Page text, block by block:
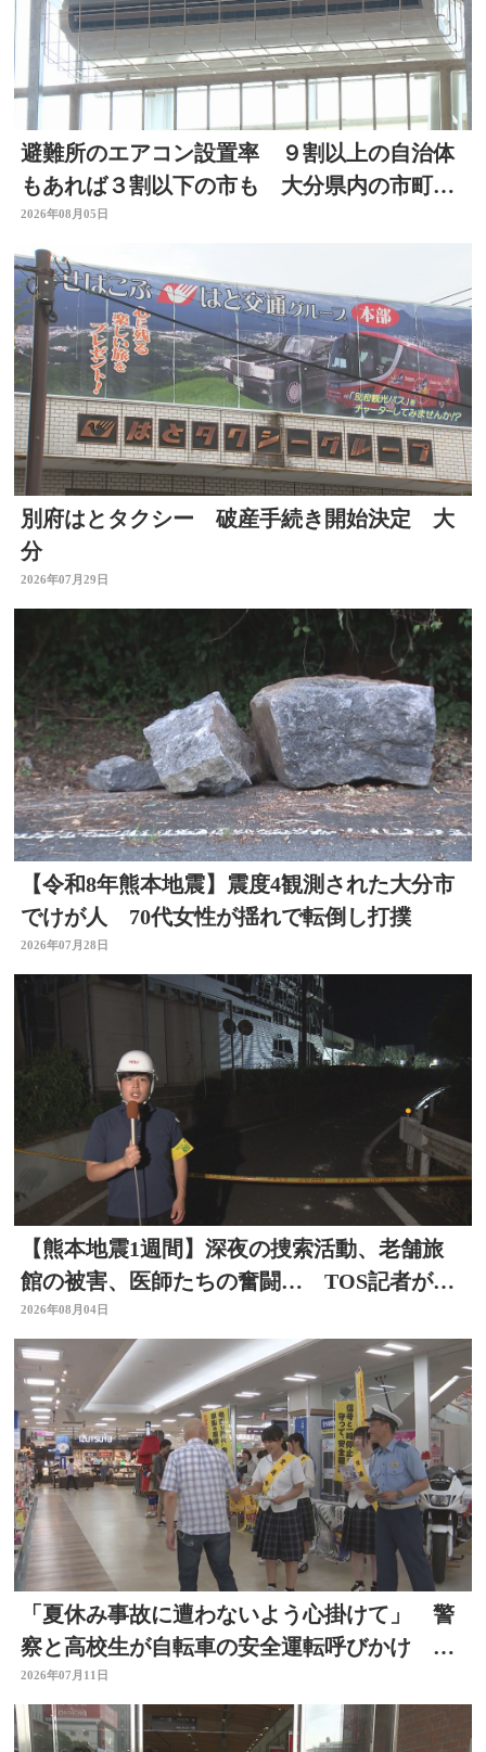
避難所のエアコン設置率 ９割以上の自治体
もあれば３割以下の市も 大分県内の市町村
を調査
2026年08月05日
別府はとタクシー 破産手続き開始決定 大
分
2026年07月29日
【令和8年熊本地震】震度4観測された大分市
でけが人 70代女性が揺れで転倒し打撲
2026年07月28日
【熊本地震1週間】深夜の捜索活動、老舗旅
館の被害、医師たちの奮闘… TOS記者が取
材した被災地 大分
2026年08月04日
「夏休み事故に遭わないよう心掛けて」 警
察と高校生が自転車の安全運転呼びかけ 大
分
2026年07月11日